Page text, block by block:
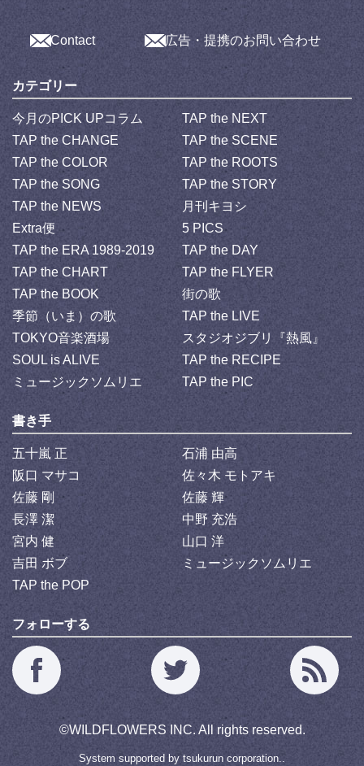
Contact 広告・提携のお問い合わせ
カテゴリー
今月のPICK UPコラム
TAP the NEXT
TAP the CHANGE
TAP the SCENE
TAP the COLOR
TAP the ROOTS
TAP the SONG
TAP the STORY
TAP the NEWS
月刊キヨシ
Extra便
5 PICS
TAP the ERA 1989-2019
TAP the DAY
TAP the CHART
TAP the FLYER
TAP the BOOK
街の歌
季節（いま）の歌
TAP the LIVE
TOKYO音楽酒場
スタジオジブリ『熱風』
SOUL is ALIVE
TAP the RECIPE
ミュージックソムリエ
TAP the PIC
書き手
五十嵐 正
石浦 由高
阪口 マサコ
佐々木 モトアキ
佐藤 剛
佐藤 輝
長澤 潔
中野 充浩
宮内 健
山口 洋
吉田 ボブ
ミュージックソムリエ
TAP the POP
フォローする
©WILDFLOWERS INC. All rights reserved.
System supported by tsukurun corporation..